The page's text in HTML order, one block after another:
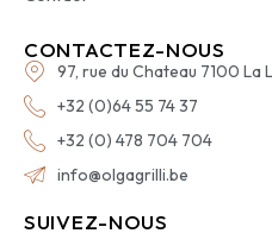
CONTACTEZ-NOUS
97, rue du Chateau 7100 La
+32 (0)64 55 74 37
+32 (0) 478 704 704
info@olgagrilli.be
SUIVEZ-NOUS